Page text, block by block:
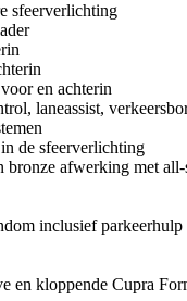
sfeerverlichting
en achterin
laneassist,
de sfeerverlichting
afwerking met all-
inclusief parkeerhulp
en kloppende Cupra